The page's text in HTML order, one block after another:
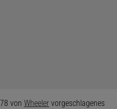
von Wheeler vorgeschlagenes